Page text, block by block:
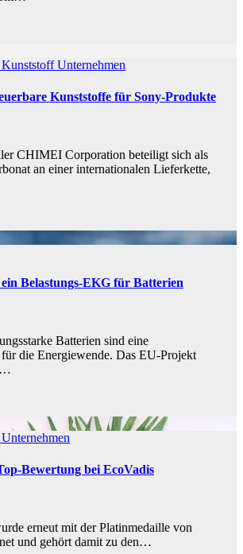
KunststoffUnternehmen
Kunststoffe für Sony-Produkte
CHIMEI Corporation beteiligt sich als
an einer internationalen Lieferkette,
Belastungs-EKG für Batterien
Batterien sind eine
die Energiewende. Das EU-Projekt
Unternehmen
Bewertung bei EcoVadis
erneut mit der Platinmedaille von
und gehört damit zu den…